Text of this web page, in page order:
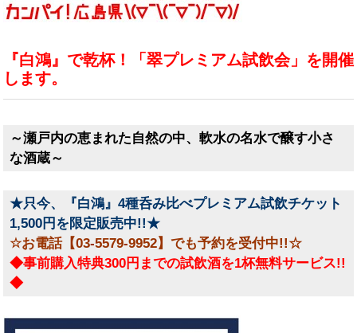
『白鴻』で乾杯！「翠プレミアム試飲会」を開催
します。
～瀬戸内の恵まれた自然の中、軟水の名水で醸す小さ
な酒蔵～
★只今、『白鴻』4種呑み比べプレミアム試飲チケット
1,500円を限定販売中!!★
☆お電話【03-5579-9952】でも予約を受付中!!☆
◆事前購入特典300円までの試飲酒を1杯無料サービス!!
◆